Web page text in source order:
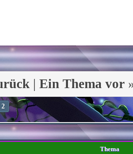
| Ein Thema vor
2
Thema